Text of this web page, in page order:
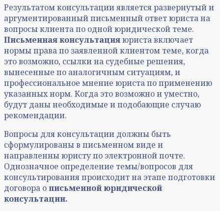
Результатом консультации является развернутый и
аргументированный письменный ответ юриста на
вопросы клиента по одной юридической теме.
Письменная консультацияюриста включает
нормы права по заявленной клиентом теме, когда
это возможно, ссылки на судебные решения,
вынесенные по аналогичным ситуациям, и
профессиональное мнение юриста по применению
указанных норм. Когда это возможно и уместно,
будут даны необходимые и подобающие случаю
рекомендации.
Вопросы для консультации должны быть
сформулированы в письменном виде и
направленны юристу по электронной почте.
Однозначное определение темы/вопросов для
консультирования происходит на этапе подготовки
договора описьменной юридической
консультации.